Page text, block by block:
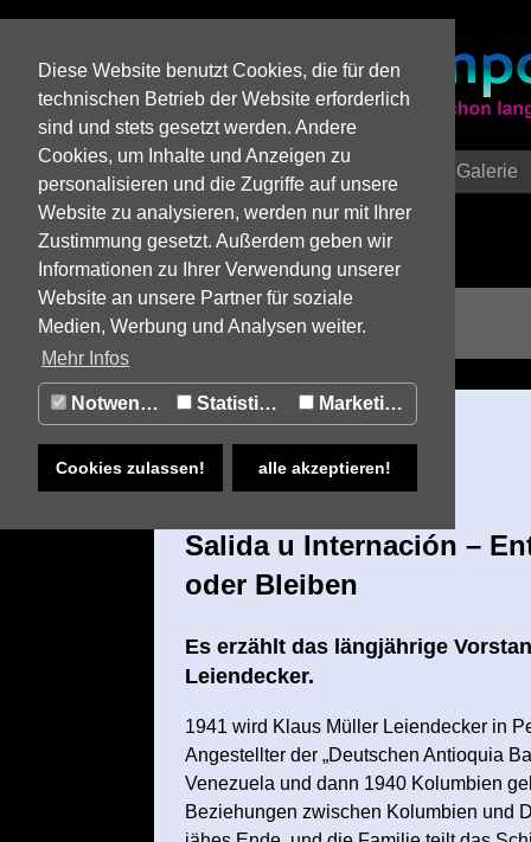
Diese Website benutzt Cookies, die für den
technischen Betrieb der Website erforderlich
sind und stets gesetzt werden. Andere
Cookies, um Inhalte und Anzeigen zu
personalisieren und die Zugriffe auf unsere
Website zu analysieren, werden nur mit Ihrer
Zustimmung gesetzt. Außerdem geben wir
Informationen zu Ihrer Verwendung unserer
Website an unsere Partner für soziale
Medien, Werbung und Analysen weiter.
Mehr Infos
Notwendig Statistiken Marketing
Cookies zulassen! alle akzeptieren!
Zeitreise Galerie
1940 – 1949
MITGLIEDER
Lateinamerika 1942
Salida u Internación –
oder Bleiben
Es erzählt das längjährige
Leiendecker.
1941 wird Klaus Müller Leiendecker in
Angestellter der „Deutschen Antioquia
Venezuela und dann 1940 Kolumbien
Beziehungen zwischen Kolumbien und